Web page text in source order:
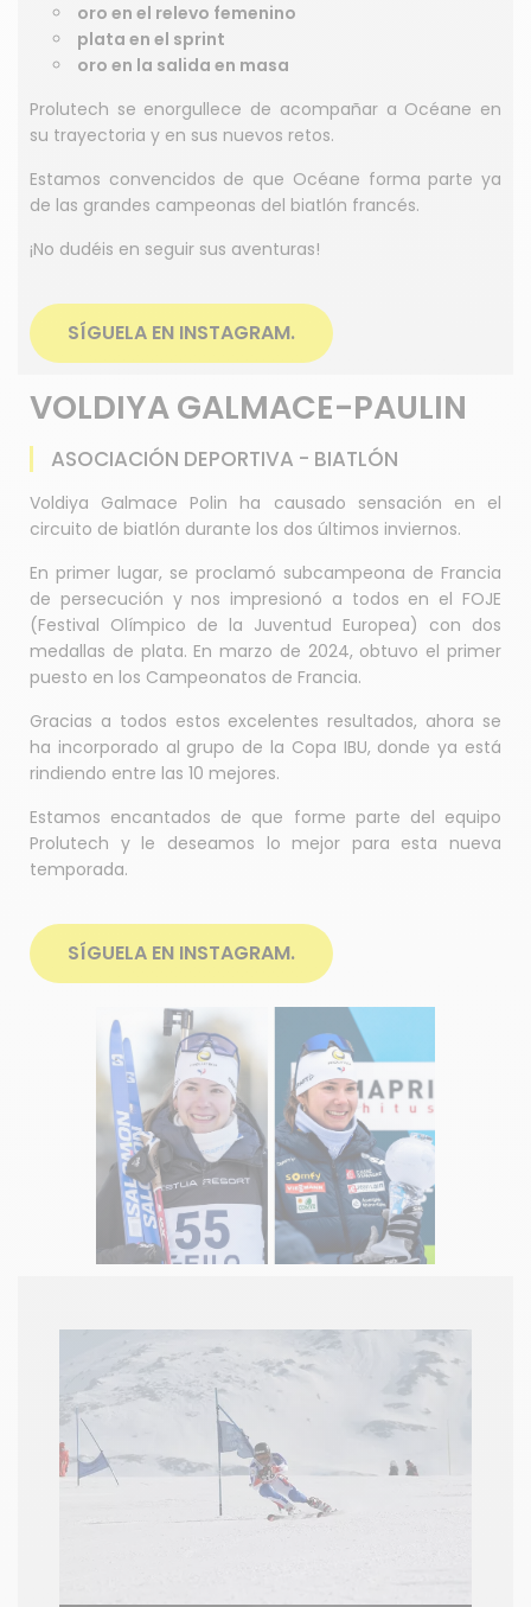
oro en el relevo femenino
plata en el sprint
oro en la salida en masa
Prolutech se enorgullece de acompañar a Océane en
su trayectoria y en sus nuevos retos.
Estamos convencidos de que Océane forma parte ya
de las grandes campeonas del biatlón francés.
¡No dudéis en seguir sus aventuras!
SÍGUELA EN INSTAGRAM.
VOLDIYA GALMACE-PAULIN
ASOCIACIÓN DEPORTIVA - BIATLÓN
Voldiya Galmace Polin ha causado sensación en el
circuito de biatlón durante los dos últimos inviernos.
En primer lugar, se proclamó subcampeona de Francia
de persecución y nos impresionó a todos en el FOJE
(Festival Olímpico de la Juventud Europea) con dos
medallas de plata. En marzo de 2024, obtuvo el primer
puesto en los Campeonatos de Francia.
Gracias a todos estos excelentes resultados, ahora se
ha incorporado al grupo de la Copa IBU, donde ya está
rindiendo entre las 10 mejores.
Estamos encantados de que forme parte del equipo
Prolutech y le deseamos lo mejor para esta nueva
temporada.
SÍGUELA EN INSTAGRAM.